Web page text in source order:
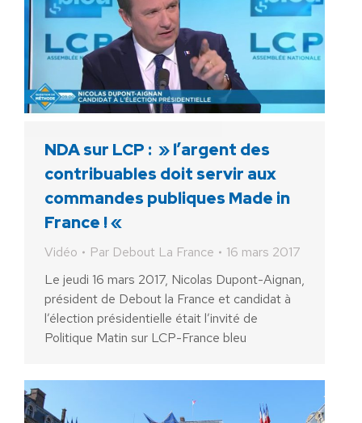
NDA sur LCP : » l’argent des
contribuables doit servir aux
commandes publiques Made in
France ! «
Vidéo Par Debout La France
16 mars 2017
Le jeudi 16 mars 2017, Nicolas Dupont-Aignan,
président de Debout la France et candidat à
l’élection présidentielle était l’invité de
Politique Matin sur LCP-France bleu